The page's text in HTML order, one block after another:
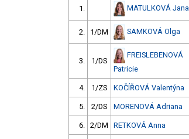
1. MATULKOVÁ Jana
2. 1/DM SAMKOVÁ Olga
3. 1/DS
FREISLEBENOVÁ
Patricie
4. 1/ZS KOČÍŘOVÁ Valentýna
5. 2/DS MORENOVÁ Adriana
6. 2/DM RETKOVÁ Anna